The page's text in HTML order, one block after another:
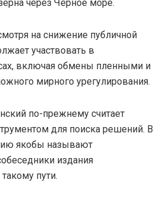
через Черное море.
на снижение публичной
участвовать в
включая обмены пленными и
мирного урегулирования.
по-прежнему считает
для поиска решений. В
якобы называют
издания
пути.